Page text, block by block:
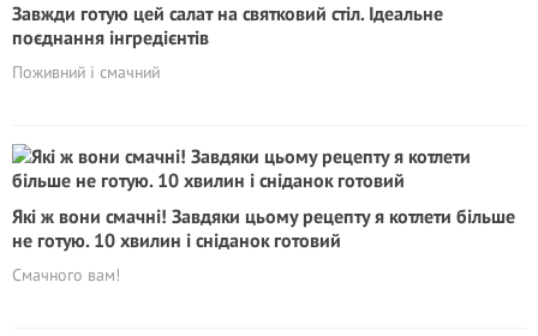
Завжди готую цей салат на святковий стіл. Ідеальне
поєднання інгредієнтів
Поживний і смачний
Які ж вони смачні! Завдяки цьому рецепту я котлети більше
не готую. 10 хвилин і сніданок готовий
Смачного вам!